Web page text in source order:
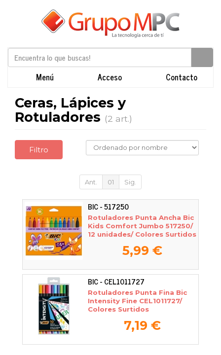
Menú Acceso Contacto
Ceras, Lápices y
Rotuladores (2 art.)
Filtro
Ant. 01 Sig.
BIC - 517250
Rotuladores Punta Ancha Bic
Kids Comfort Jumbo 517250/
12 unidades/ Colores Surtidos
5,99 €
BIC - CEL1011727
Rotuladores Punta Fina Bic
Intensity Fine CEL1011727/
Colores Surtidos
7,19 €